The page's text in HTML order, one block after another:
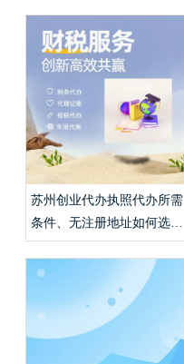
苏州创业代办执照代办所需
条件、无注册地址如何选合
规挂靠，代账申报收费解
析？